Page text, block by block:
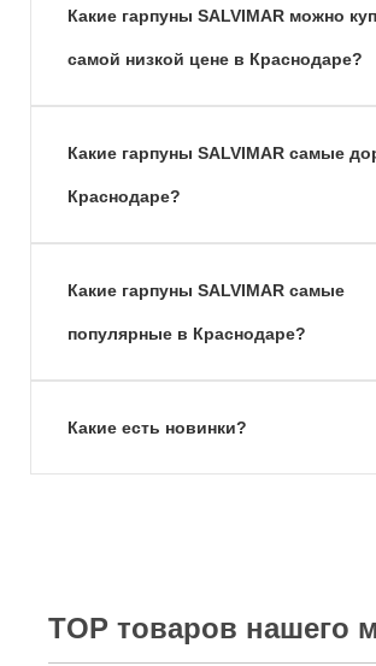
Какие гарпуны SALVIMAR можно
самой низкой цене в Краснодаре?
Какие гарпуны SALVIMAR самые
Краснодаре?
Какие гарпуны SALVIMAR самые
популярные в Краснодаре?
Какие есть новинки?
TOP товаров нашего